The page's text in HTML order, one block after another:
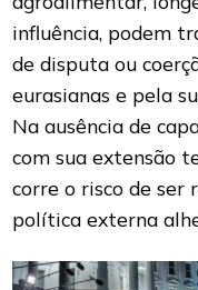
influência, podem
de disputa ou
eurasianas e pela
Na ausência de
com sua extensão
corre o risco de ser
política externa